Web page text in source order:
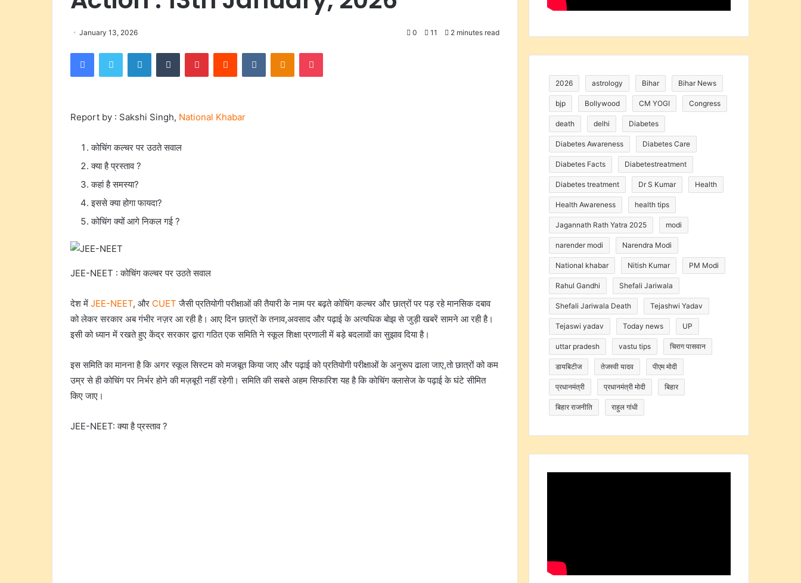
January 13, 2026 0 11 2 minutes read
FacebookTwitter LinkedInTumblr PinterestReddit VKontakteOdnoklassniki
Pocket
Report by : Sakshi Singh, National Khabar
कोचिंग कल्चर पर उठते सवाल
क्या है प्रस्ताव ?
कहां है समस्या?
इससे क्या होगा फायदा?
कोचिंग क्यों आगे निकल गई ?
JEE-NEET : कोचिंग कल्चर पर उठते सवाल
देश में JEE-NEET, और CUET जैसी प्रतियोगी परीक्षाओं की तैयारी के नाम पर बढ़ते कोचिंग कल्चर और छात्रों पर पड़ रहे मानसिक दबाव
को लेकर सरकार अब गंभीर नज़र आ रही है। आए दिन छात्रों के तनाव,अवसाद और पढ़ाई के अत्यधिक बोझ से जुड़ी खबरें सामने आ रही है।
इसी को ध्यान में रखते हुए केंद्र सरकार द्वारा गठित एक समिति ने स्कूल शिक्षा प्रणाली में बड़े बदलावों का सुझाव दिया है।
इस समिति का मानना है कि अगर स्कूल सिस्टम को मजबूत किया जाए और पढ़ाई को प्रतियोगी परीक्षाओं के अनुरूप ढाला जाए,तो छात्रों को कम
उम्र से ही कोचिंग पर निर्भर होने की मज़बूरी नहीं रहेगी। समिति की सबसे अहम सिफारिश यह है कि कोचिंग क्लासेज के पढ़ाई के घंटे सीमित
किए जाए।
JEE-NEET: क्या है प्रस्ताव ?
2026 astrology Bihar Bihar News
bjp Bollywood CM YOGI Congress
death delhi Diabetes
Diabetes Awareness Diabetes Care
Diabetes Facts Diabetestreatment
Diabetes treatment Dr S Kumar Health
Health Awareness health tips
Jagannath Rath Yatra 2025 modi
narender modi Narendra Modi
National khabar Nitish Kumar PM Modi
Rahul Gandhi Shefali Jariwala
Shefali Jariwala Death Tejashwi Yadav
Tejaswi yadav Today news UP
uttar pradesh vastu tips चिराग पासवान
डायबिटीज तेजस्वी यादव पीएम मोदी
प्रधानमंत्री प्रधानमंत्री मोदी बिहार
बिहार राजनीति राहुल गांधी